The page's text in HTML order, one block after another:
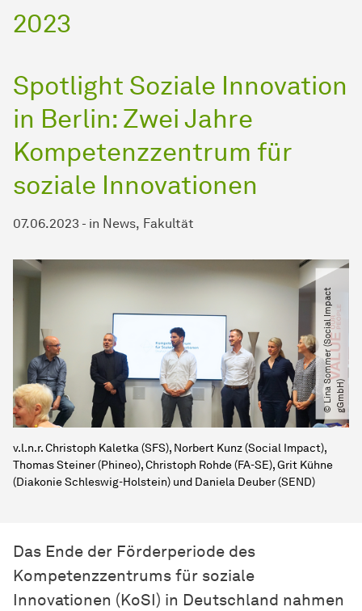
2023
Spotlight Soziale Innovation
in Berlin: Zwei Jahre
Kompetenzzentrum für
soziale Innovationen
07.06.2023 - in News Fakultät
©
L
i
n
aS
o
m
m
e
r
(
S
o
c
i
a
l
I
m
p
a
c
t
g
G
m
b
H)
v.l.n.r. Christoph Kaletka (SFS), Norbert Kunz (Social Impact),
Thomas Steiner (Phineo), Christoph Rohde (FA-SE), Grit Kühne
(Diakonie Schleswig-Holstein) und Daniela Deuber (SEND)
Das Ende der Förderperiode des
Kompetenzzentrums für soziale
Innovationen (KoSI) in Deutschland nahmen